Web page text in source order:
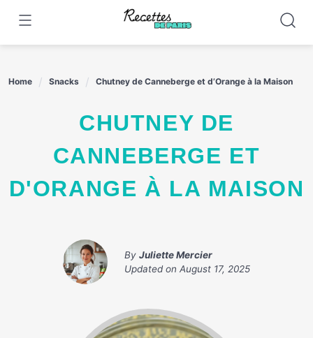
content
Home Snacks Chutney de Canneberge et d’Orange à la Maison
CHUTNEY DE
CANNEBERGE ET
D'ORANGE À LA MAISON
By Juliette Mercier
Updated on August 17, 2025